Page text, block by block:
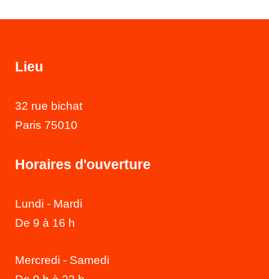
Lieu
32 rue bichat
Paris 75010
Horaires d'ouverture
Lundi - Mardi
De 9 à 16 h
Mercredi - Samedi